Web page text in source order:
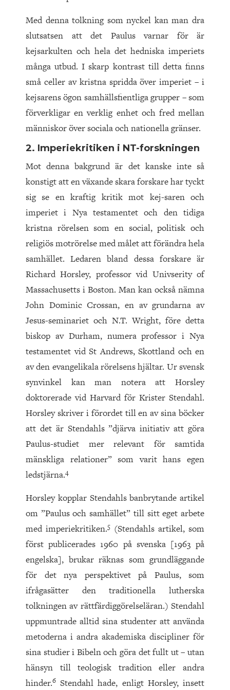
Med denna tolkning som nyckel kan man dra
slutsatsen att det Paulus varnar för är
kejsarkulten och hela det hedniska imperiets
många utbud. I skarp kontrast till detta finns
små celler av kristna spridda över imperiet – i
kejsarens ögon samhällsfientliga grupper – som
förverkligar en verklig enhet och fred mellan
människor över sociala och nationella gränser.
2. Imperiekritiken i NT-forskningen
Mot denna bakgrund är det kanske inte så
konstigt att en växande skara forskare har tyckt
sig se en kraftig kritik mot kej-saren och
imperiet i Nya testamentet och den tidiga
kristna rörelsen som en social, politisk och
religiös motrörelse med målet att förändra hela
samhället. Ledaren bland dessa forskare är
Richard Horsley, professor vid Univserity of
Massachusetts i Boston. Man kan också nämna
John Dominic Crossan, en av grundarna av
Jesus-seminariet och N.T. Wright, före detta
biskop av Durham, numera professor i Nya
testamentet vid St Andrews, Skottland och en
av den evangelikala rörelsens hjältar. Ur svensk
synvinkel kan man notera att Horsley
doktorerade vid Harvard för Krister Stendahl.
Horsley skriver i förordet till en av sina böcker
att det är Stendahls ”djärva initiativ att göra
Paulus-studiet mer relevant för samtida
mänskliga relationer” som varit hans egen
ledstjärna.4
Horsley kopplar Stendahls banbrytande artikel
om ”Paulus och samhället” till sitt eget arbete
med imperiekritiken.5 (Stendahls artikel, som
först publicerades 1960 på svenska [1963 på
engelska], brukar räknas som grundläggande
för det nya perspektivet på Paulus, som
ifrågasätter den traditionella lutherska
tolkningen av rättfärdiggörelseläran.) Stendahl
uppmuntrade alltid sina studenter att använda
metoderna i andra akademiska discipliner för
sina studier i Bibeln och göra det fullt ut – utan
hänsyn till teologisk tradition eller andra
hinder.6 Stendahl hade, enligt Horsley, insett